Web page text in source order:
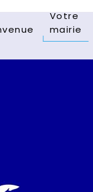
Votre
mairie